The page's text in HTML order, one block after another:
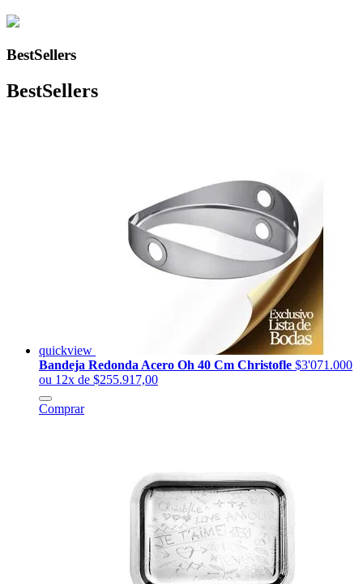
BestSellers
BestSellers
quickview
Bandeja Redonda Acero Oh 40 Cm Christofle $3'071.000
ou 12x de $255.917,00
Comprar